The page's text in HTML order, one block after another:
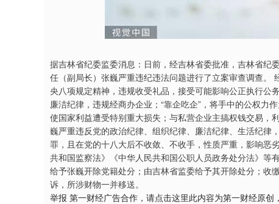
据吉林省纪委监委消息：日前，经吉林省委批准，吉林省纪
任（副局长）张巍严重违纪违法问题进行了立案审查调查。
央八项规定精神，违规收受礼品，接受可能影响公正执行公
廉洁纪律，违规经商办企业；“靠企吃企”，将手中的公权力
使国家利益遭受特别重大损失；与私营企业主搞权钱交易
巍严重违反党的政治纪律、组织纪律、廉洁纪律、生活纪
罪，且在党的十八大后不收敛、不收手，性质严重，影响恶
共和国监察法》《中华人民共和国公职人员政务处分法》等
给予张巍开除党籍处分；由吉林省监委给予其开除处分；收
诉，所涉财物一并移送。
举报 第一财经广告合作，请点击这里此内容为第一财经原